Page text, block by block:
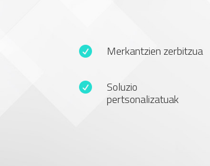
 Merkantzien zerbitzua
 Soluzio
pertsonalizatuak